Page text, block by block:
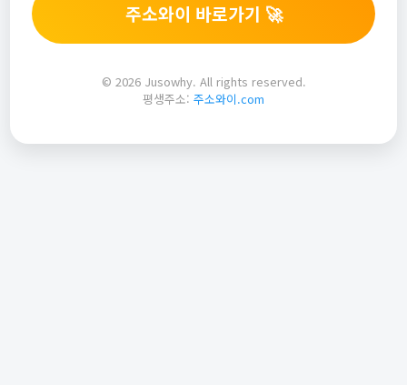
주소와이 바로가기 🚀
© 2026 Jusowhy. All rights reserved.
평생주소: 주소와이.com